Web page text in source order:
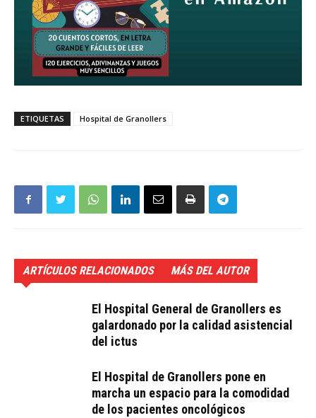
ETIQUETAS Hospital de Granollers
ARTÍCULOS RELACIONADOS MÁS DEL AUTOR
El Hospital General de Granollers es
galardonado por la calidad asistencial
del ictus
El Hospital de Granollers pone en
marcha un espacio para la comodidad
de los pacientes oncológicos